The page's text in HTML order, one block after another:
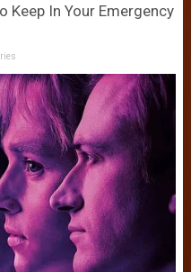
Keep In Your Emergency